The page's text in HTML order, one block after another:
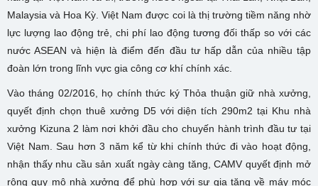
Malaysia và Hoa Kỳ. Việt Nam được coi là thị trường tiềm năng nhờ
lực lượng lao động trẻ, chi phí lao động tương đối thấp so với các
nước ASEAN và hiện là điểm đến đầu tư hấp dẫn của nhiều tập
đoàn lớn trong lĩnh vực gia công cơ khí chính xác.
Vào tháng 02/2016, họ chính thức ký Thỏa thuận giữ nhà xưởng,
quyết định chọn thuê xưởng D5 với diện tích 290m2 tại Khu nhà
xưởng Kizuna 2 làm nơi khởi đầu cho chuyến hành trình đầu tư tại
Việt Nam. Sau hơn 3 năm kể từ khi chính thức đi vào hoạt động,
nhận thấy nhu cầu sản xuất ngày càng tăng, CAMV quyết định mở
rộng quy mô nhà xưởng để phù hợp với sự gia tăng về máy móc